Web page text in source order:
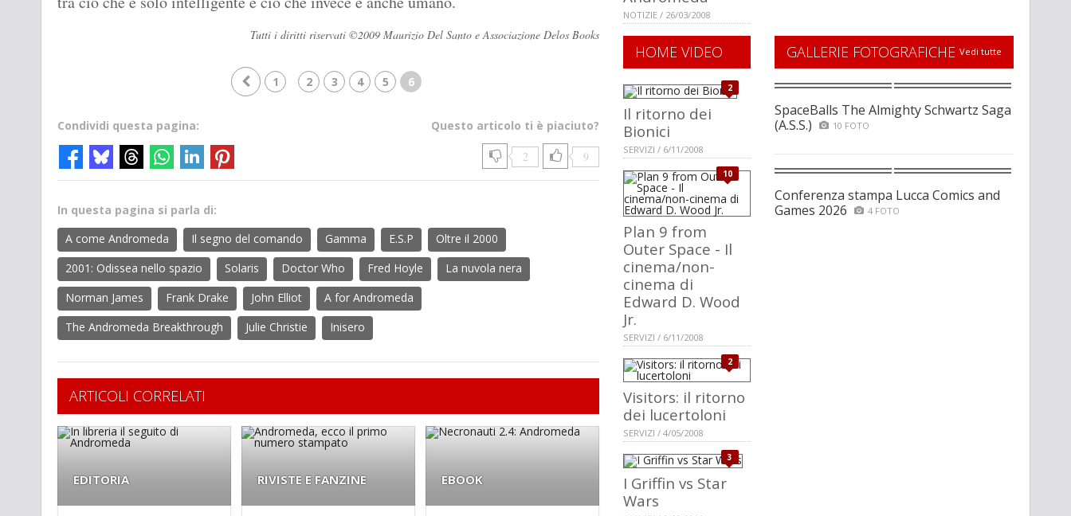
Tutti i diritti riservati ©2009 Maurizio Del Santo e Associazione Delos Books
1 2 3 4 5 6
Questo articolo ti è piaciuto?
2 9
Condividi questa pagina:
In questa pagina si parla di:
A come Andromeda
Il segno del comando Gamma E.S.P
Oltre il 2000
2001: Odissea nello spazio
Solaris Doctor Who Fred Hoyle
La nuvola nera
Norman James
Frank Drake John Elliot
A for Andromeda
The Andromeda Breakthrough
Julie Christie Inisero
ARTICOLI CORRELATI
EDITORIA RIVISTE E FANZINE EBOOK
NOTIZIE / 26/03/2008
HOME VIDEO
2
Il ritorno dei
Bionici
SERVIZI / 6/11/2008
10
Plan 9 from
Outer Space - Il
cinema/non-
cinema di
Edward D. Wood
Jr.
SERVIZI / 6/11/2008
2
Visitors: il ritorno
dei lucertoloni
SERVIZI / 4/05/2008
3
I Griffin vs Star
Wars
GALLERIE FOTOGRAFICHE Vedi tutte
SpaceBalls The Almighty Schwartz Saga
(A.S.S.)
10 FOTO
Conferenza stampa Lucca Comics and
Games 2026
4 FOTO